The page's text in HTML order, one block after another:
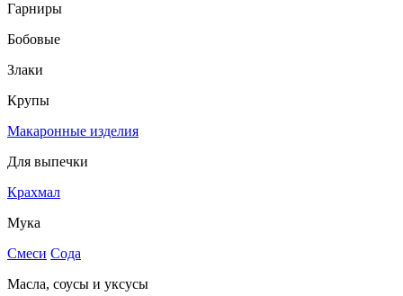
Гарниры
Бобовые
Злаки
Крупы
Макаронные изделия
Для выпечки
Крахмал
Мука
Смеси Сода
Масла, соусы и уксусы